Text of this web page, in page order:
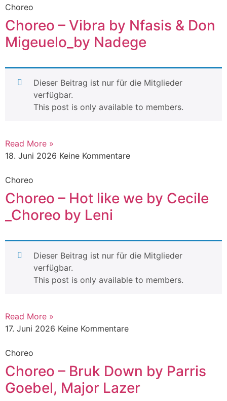
Choreo
Choreo – Vibra by Nfasis & Don
Migeuelo_by Nadege
Dieser Beitrag ist nur für die Mitglieder
verfügbar.
This post is only available to members.
Read More »
18. Juni 2026 Keine Kommentare
Choreo
Choreo – Hot like we by Cecile
_Choreo by Leni
Dieser Beitrag ist nur für die Mitglieder
verfügbar.
This post is only available to members.
Read More »
17. Juni 2026 Keine Kommentare
Choreo
Choreo – Bruk Down by Parris
Goebel, Major Lazer